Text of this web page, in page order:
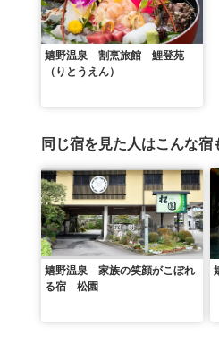
嬉野温泉 割烹旅館 鯉登苑
（りとうえん）
同じ宿を見た人はこんな宿
嬉野温泉 家族の笑顔がこぼれ
る宿 松園